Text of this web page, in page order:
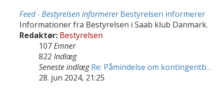
Feed - Bestyrelsen informerer Bestyrelsen informerer
Informationer fra Bestyrelsen i Saab klub Danmark.
Redaktør: Bestyrelsen
107Emner
822 Indlæg
Seneste indlæg Re: Påmindelse om kontingentb…
28. jun 2024, 21:25